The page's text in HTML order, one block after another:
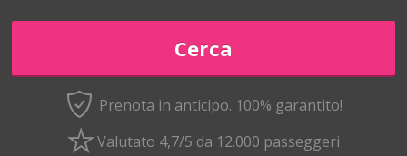
Prenota in anticipo. 100% garantito!
Valutato 4,7/5 da 12.000 passeggeri